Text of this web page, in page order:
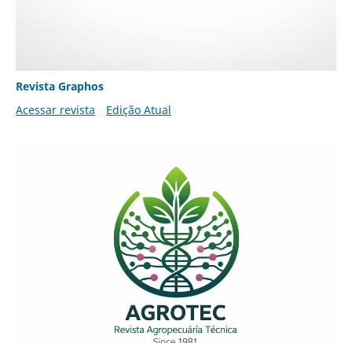
Revista Graphos
Acessar revista
Edição Atual